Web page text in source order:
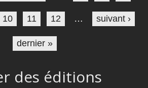
10 11 12 … suivant ›
dernier »
des éditions